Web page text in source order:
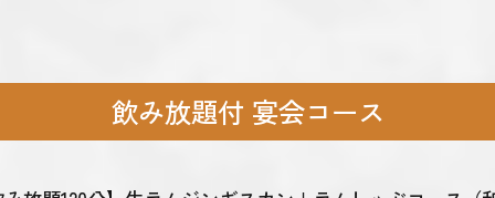
飲み放題付 宴会コース